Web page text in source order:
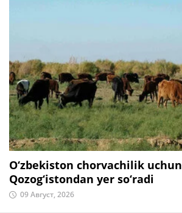
O‘zbekiston chorvachilik uchun
Qozog‘istondan yer so‘radi
09 Август, 2026